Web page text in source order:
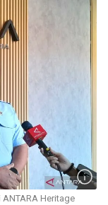
Heritage